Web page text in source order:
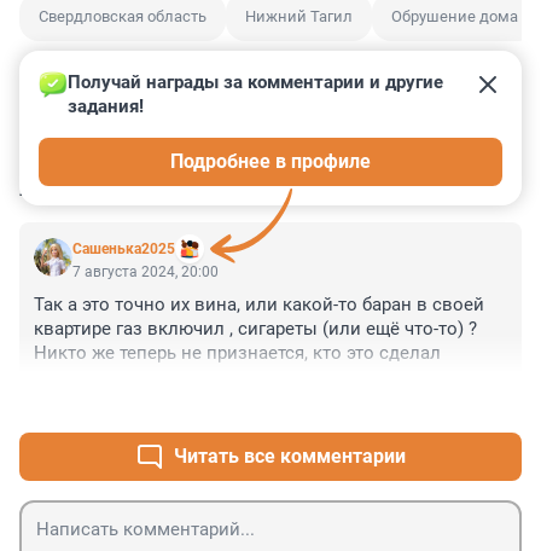
Свердловская область Нижний Тагил Обрушение дома
КОММЕНТАРИИ 1
Сашенька2025
Получай награды за комментарии и другие
задания!
Подробнее в профиле
7 августа 2024, 20:00
Так а это точно их вина, или какой-то баран в своей
квартире газ включил , сигареты (или ещё что-то) ?
Никто же теперь не признается, кто это сделал
Читать все комментарии